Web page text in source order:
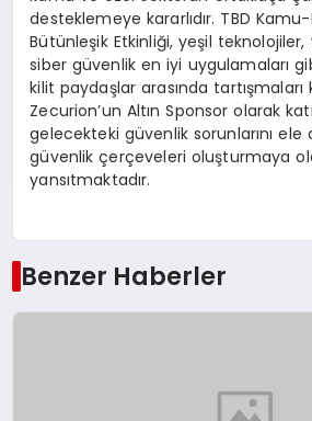
desteklemeye kararlıdır. TBD Kamu-
Bütünleşik Etkinliği, yeşil
siber güvenlik en iyi uygulamaları
kilit paydaşlar arasında tartışmaları
Zecurion’un Altın Sponsor olarak
gelecekteki güvenlik sorunlarını ele
güvenlik çerçeveleri oluşturmaya
yansıtmaktadır.
Benzer Haberler